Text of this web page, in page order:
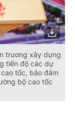
trương xây dựng
tiến độ các dự
tốc, bảo đảm
bộ cao tốc